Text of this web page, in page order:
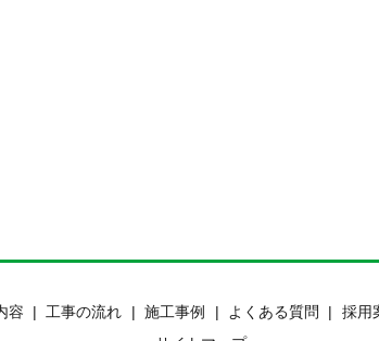
容 工事の流れ 施工事例 よくある質問 採用